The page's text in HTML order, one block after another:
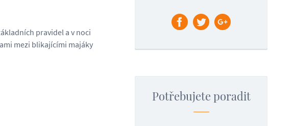
pravidel a v noci
mezi blikajícími majáky
Potřebujete poradit